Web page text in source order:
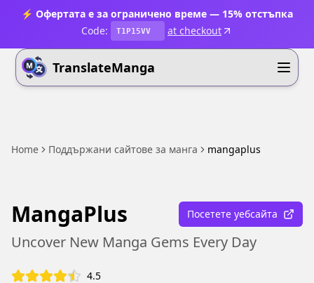
⚡ Офертата е за ограничено време — 15% отстъпка
Code:
T1P15VV at checkout
TranslateManga
Home Поддържани сайтове за манга mangaplus
MangaPlus Посетете уебсайта
Uncover New Manga Gems Every Day
4.5